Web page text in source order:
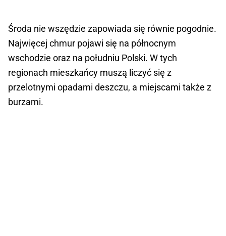
Środa nie wszędzie zapowiada się równie pogodnie.
Najwięcej chmur pojawi się na północnym
wschodzie oraz na południu Polski. W tych
regionach mieszkańcy muszą liczyć się z
przelotnymi opadami deszczu, a miejscami także z
burzami.